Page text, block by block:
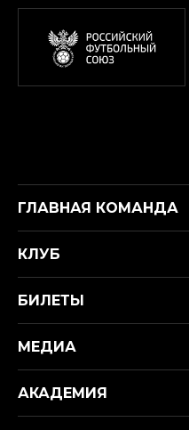
ГЛАВНАЯ КОМАНДА
КЛУБ
БИЛЕТЫ
МЕДИА
АКАДЕМИЯ